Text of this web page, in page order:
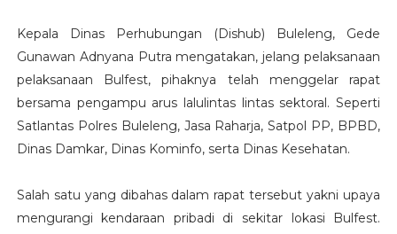
Kepala Dinas Perhubungan (Dishub) Buleleng, Gede
Gunawan Adnyana Putra mengatakan, jelang pelaksanaan
pelaksanaan Bulfest, pihaknya telah menggelar rapat
bersama pengampu arus lalulintas lintas sektoral. Seperti
Satlantas Polres Buleleng, Jasa Raharja, Satpol PP, BPBD,
Dinas Damkar, Dinas Kominfo, serta Dinas Kesehatan.
Salah satu yang dibahas dalam rapat tersebut yakni upaya
mengurangi kendaraan pribadi di sekitar lokasi Bulfest.